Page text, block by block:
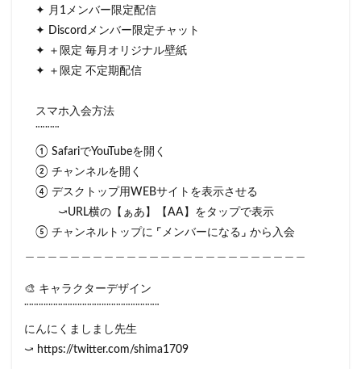
✦ 月1メンバー限定配信
✦ Discordメンバー限定チャット
✦ ＋限定 毎月オリジナル壁紙
✦ ＋限定 不定期配信
スマホ入会方法
¨¨¨¨¨
① SafariでYouTubeを開く
② チャンネルを開く
④ デスクトップ用WEBサイトを表示させる
⤻URL横の【ぁあ】【AA】をタップで表示
⑤ チャンネルトップに ⌜メンバーになる⌟ から入会
🎨 キャラクターデザイン
¨¨¨¨¨¨¨¨¨¨¨¨¨¨¨¨¨¨¨¨¨¨¨¨¨¨¨¨
にんにくましまし先生
⤻ https://twitter.com/shima1709​